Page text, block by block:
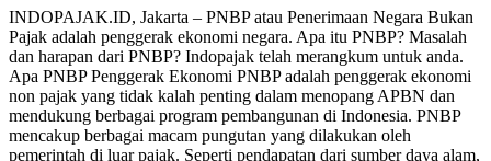
INDOPAJAK.ID, Jakarta – PNBP atau Penerimaan Negara Bukan
Pajak adalah penggerak ekonomi negara. Apa itu PNBP? Masalah
dan harapan dari PNBP? Indopajak telah merangkum untuk anda.
Apa PNBP Penggerak Ekonomi PNBP adalah penggerak ekonomi
non pajak yang tidak kalah penting dalam menopang APBN dan
mendukung berbagai program pembangunan di Indonesia. PNBP
mencakup berbagai macam pungutan yang dilakukan oleh
pemerintah di luar pajak. Seperti pendapatan dari sumber daya alam,